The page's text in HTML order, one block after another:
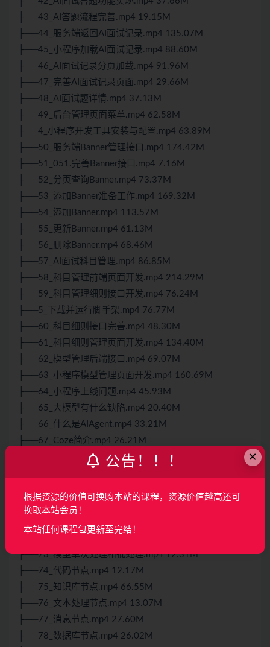
├──43_AI答题流程完善.mp4 19.15M
├──44_服务端返回AI面试记录.mp4 135.07M
├──45_小程序加载AI面试记录.mp4 88.60M
├──46_AI面试记录分页加载.mp4 91.96M
├──47_完善AI面试记录页面.mp4 29.66M
├──48_AI面试题详情.mp4 37.13M
├──49_后台管理页面菜单.mp4 62.58M
├──4_小程序开发工具安装与配置.mp4 63.89M
├──50_服务端Banner管理接口.mp4 174.42M
├──51_051.完善Banner接口.mp4 7.16M
├──52_分页查询Banner.mp4 73.37M
├──53_添加Banner准备工作.mp4 169.32M
├──54_添加Banner.mp4 113.57M
├──55_更新Banner.mp4 61.13M
├──56_删除Banner.mp4 68.46M
├──57_AI面试科目管理.mp4 86.85M
├──58_科目管理前端页面开发.mp4 214.29M
├──59_科目管理细则接口开发.mp4 76.24M
├──5_下载并运行脚手架.mp4 76.77M
├──60_科目细则接口完善.mp4 48.30M
├──61_科目细则管理页面开发.mp4 134.40M
├──62_模型管理后端接口.mp4 69.07M
├──63_小程序模型管理页面开发.mp4 160.69M
├──64_小程序上线问题.mp4 45.93M
├──65_大模型有什么缺陷.mp4 20.40M
├──66_什么是AIAgent.mp4 33.21M
├──67_Coze简介.mp4 26.21M
├──68_一个简单的AI智能体.mp4 50.46M
├──70_一个简单的工作流.mp4 43.78M
├──73_模型单次处理和批处理.mp4 12.31M
├──74_代码节点.mp4 12.17M
├──75_知识库节点.mp4 66.55M
├──76_文本处理节点.mp4 13.07M
├──77_消息节点.mp4 27.60M
├──78_数据库节点.mp4 26.02M
×
公告！！！
根据资源的价值可换购本站的课程，资源价值越高还可
换取本站会员！
本站任何课程包更新至完结！